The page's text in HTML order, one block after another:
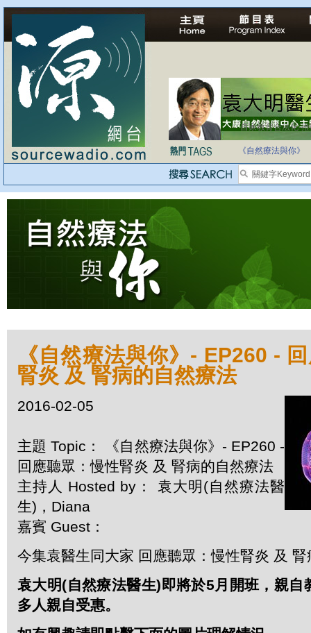
自家教育合法化-
《自然療法與你》
《自然療法與你》- EP260 -
腎炎 及 腎病的自然療法
2016-02-05
主題 Topic： 《自然療法與你》- EP260 -
回應聽眾：慢性腎炎 及 腎病的自然療法
主持人 Hosted by： 袁大明(自然療法醫
生)，Diana
嘉賓 Guest：
今集袁醫生同大家 回應聽眾：慢性腎炎 及
袁大明(自然療法醫生)即將於5月開班，親自
多人親自受惠。